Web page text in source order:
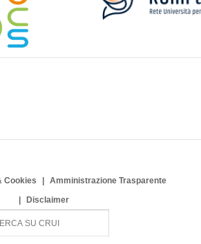
Cookies
Amministrazione Trasparente
Disclaimer